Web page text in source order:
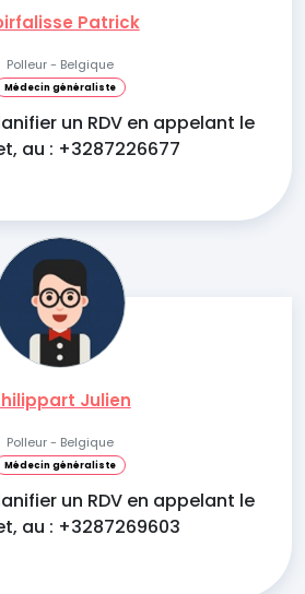
Patrick
Polleur - Belgique
Médecin généraliste
un RDV en appelant le
au : +3287226677
Julien
Polleur - Belgique
Médecin généraliste
un RDV en appelant le
au : +3287269603